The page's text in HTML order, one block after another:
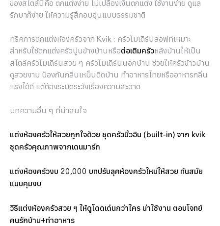
ของสไตล์นี้คือ ตกแต่งง่าย ไม่เปลืองเงินตกแต่ง ใช้งานง่าย ดูแล
รักษาก็ง่าย ให้ความรู้สึกอบอุ่นแบบธรรมชาติ
ทริคการตกแต่งห้องครัวจาก Kvik : ครัวโมเดิร์นลอฟท์เหมาะ
สำหรับใช้ตกแต่งครัวปูนข้างบ้านหรือต่อเติมครัวหลังบ้านให้เป็น
สไตล์ครัวโมเดิร์นสวย ๆ ครัวโมเดิร์นนอกบ้าน ช่วยให้ครัวข้าวบ้าน
ดูสวยงาม ป้องกันกลิ่นเหม็นติดบ้าน ทำอาหารไทยหรืออาหารกลิ่น
แรงได้ดี แต่ต้องระมัดระวังเรื่องความสะอาด
บทความอื่น ๆ ที่น่าสนใจ
แต่งห้องครัวให้สวยถูกใจด้วย ชุดครัวบิ้วอิน (built-in) จาก kvik
ชุดครัวคุณภาพจากเดนมาร์ก
แต่งห้องครัวงบ 20,000 บทปรับลุคห้องครัวใหม่ให้สวย ทันสมัย
แบบคุมงบ
วิธีแต่งห้องครัวสวย ๆ ให้ดูโดดเด่นกว่าใคร น่าใช้งาน ตอบโจทย์
คนรักบ้าน+ทำอาหาร